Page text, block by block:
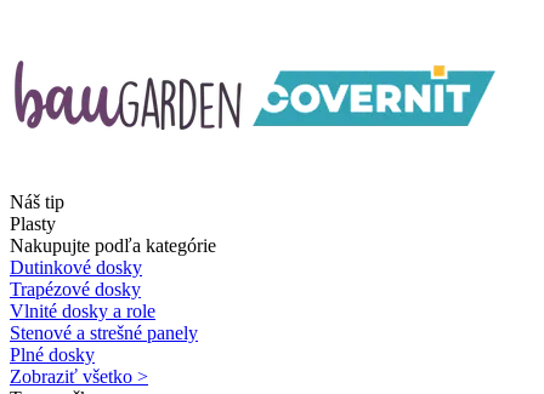
Náš tip
Plasty
Nakupujte podľa kategórie
Dutinkové dosky
Trapézové dosky
Vlnité dosky a role
Stenové a strešné panely
Plné dosky
Zobraziť všetko >